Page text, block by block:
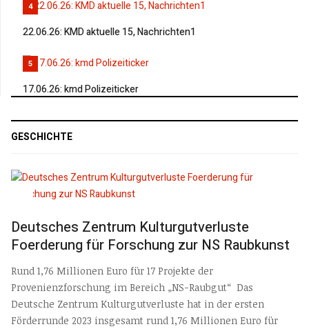
4
22.06.26: KMD aktuelle 15, Nachrichten1
5
17.06.26: kmd Polizeiticker
GESCHICHTE
Deutsches Zentrum Kulturgutverluste
Foerderung für Forschung zur NS Raubkunst
Rund 1,76 Millionen Euro für 17 Projekte der
Provenienzforschung im Bereich „NS-Raubgut“ Das
Deutsche Zentrum Kulturgutverluste hat in der ersten
Förderrunde 2023 insgesamt rund 1,76 Millionen Euro für